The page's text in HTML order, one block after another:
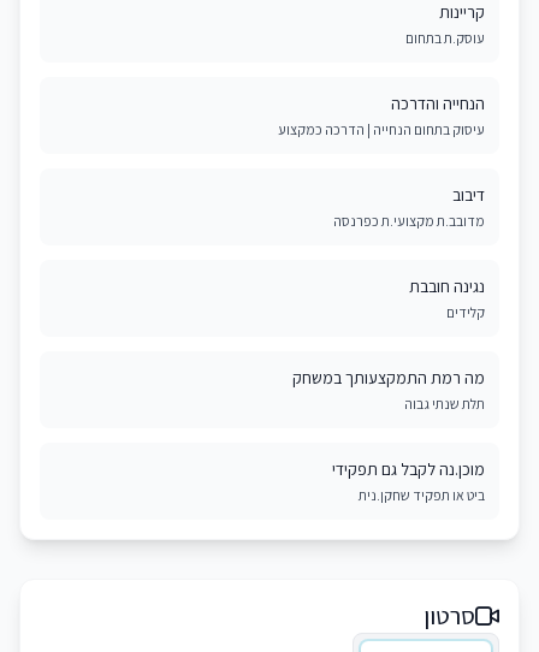
קריינות
עוסק.ת בתחום
הנחייה והדרכה
עיסוק בתחום הנחייה | הדרכה כמקצוע
דיבוב
מדובב.ת מקצועי.ת כפרנסה
נגינה חובבת
קלידים
מה רמת התמקצעותך במשחק
תלת שנתי גבוה
מוכן.נה לקבל גם תפקידי
ביט או תפקיד שחקן.נית
סרטון